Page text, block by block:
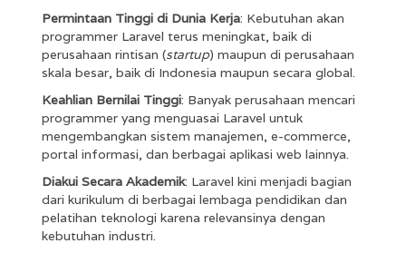
Permintaan Tinggi di Dunia Kerja: Kebutuhan akan
programmer Laravel terus meningkat, baik di
perusahaan rintisan (startup) maupun di perusahaan
skala besar, baik di Indonesia maupun secara global.
Keahlian Bernilai Tinggi: Banyak perusahaan mencari
programmer yang menguasai Laravel untuk
mengembangkan sistem manajemen, e-commerce,
portal informasi, dan berbagai aplikasi web lainnya.
Diakui Secara Akademik: Laravel kini menjadi bagian
dari kurikulum di berbagai lembaga pendidikan dan
pelatihan teknologi karena relevansinya dengan
kebutuhan industri.